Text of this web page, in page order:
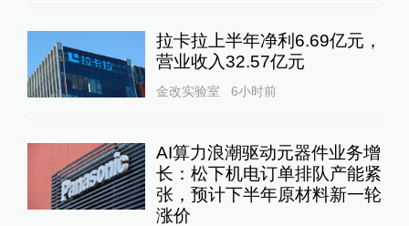
拉卡拉上半年净利6.69亿元，
营业收入32.57亿元
金改实验室 6小时前
AI算力浪潮驱动元器件业务增
长：松下机电订单排队产能紧
张，预计下半年原材料新一轮
涨价